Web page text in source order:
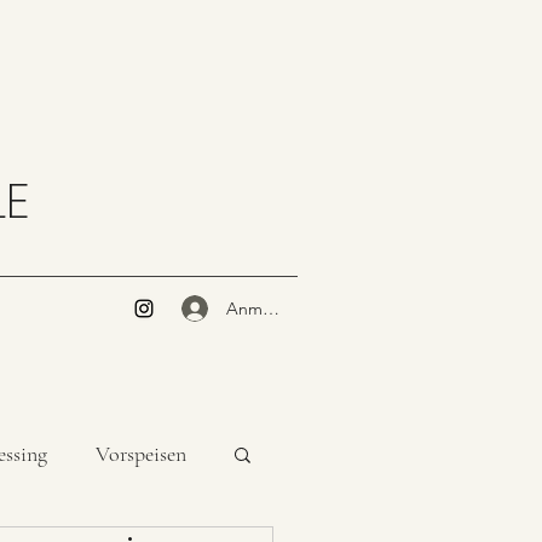
Anmelden
Vorspeisen